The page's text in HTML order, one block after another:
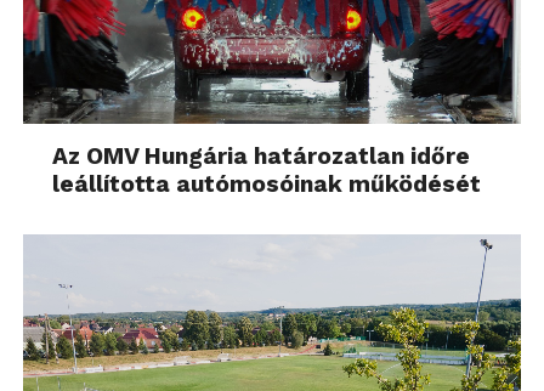
Az OMV Hungária határozatlan időre
leállította autómosóinak működését